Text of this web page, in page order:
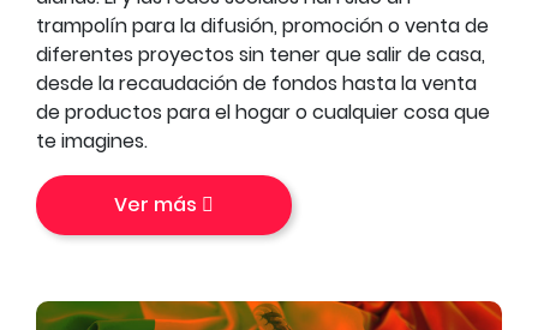
trampolín para la difusión, promoción o venta de
diferentes proyectos sin tener que salir de casa,
desde la recaudación de fondos hasta la venta
de productos para el hogar o cualquier cosa que
te imagines.
Ver más